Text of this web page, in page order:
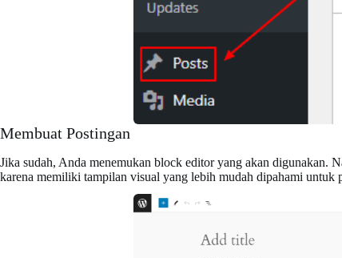
Membuat Postingan
Jika sudah, Anda menemukan block editor yang akan digunakan.
karena memiliki tampilan visual yang lebih mudah dipahami untuk